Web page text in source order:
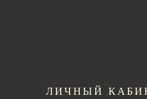
ЛИЧНЫЙ